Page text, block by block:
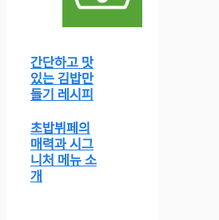
간단하고 맛
있는 김밥만
들기 레시피
초밥뷔페의
매력과 시그
니처 메뉴 소
개